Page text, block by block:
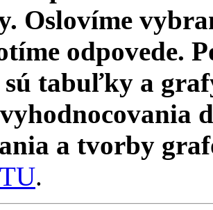
Oslovíme
odpovede.
tabuľky a
a tvorby
TU.